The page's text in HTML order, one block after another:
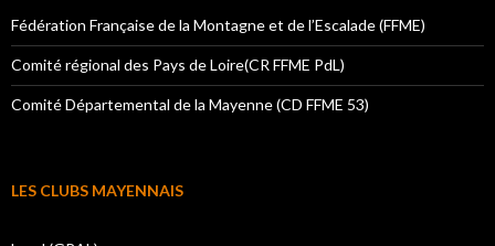
Fédération Française de la Montagne et de l’Escalade (FFME)
Comité régional des Pays de Loire(CR FFME PdL)
Comité Départemental de la Mayenne (CD FFME 53)
LES CLUBS MAYENNAIS